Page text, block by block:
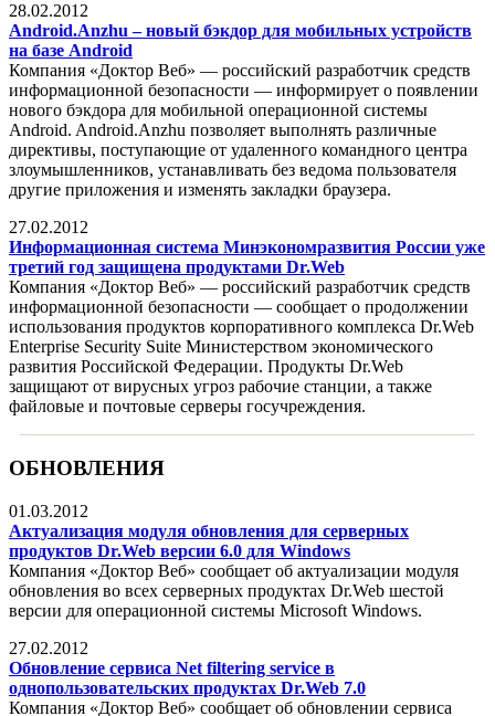
28.02.2012
Android.Anzhu – новый бэкдор для мобильных устройств
на базе Android
Компания «Доктор Веб» — российский разработчик средств
информационной безопасности — информирует о появлении
нового бэкдора для мобильной операционной системы
Android. Android.Anzhu позволяет выполнять различные
директивы, поступающие от удаленного командного центра
злоумышленников, устанавливать без ведома пользователя
другие приложения и изменять закладки браузера.
27.02.2012
Информационная система Минэкономразвития России уже
третий год защищена продуктами Dr.Web
Компания «Доктор Веб» — российский разработчик средств
информационной безопасности — сообщает о продолжении
использования продуктов корпоративного комплекса Dr.Web
Enterprise Security Suite Министерством экономического
развития Российской Федерации. Продукты Dr.Web
защищают от вирусных угроз рабочие станции, а также
файловые и почтовые серверы госучреждения.
ОБНОВЛЕНИЯ
01.03.2012
Актуализация модуля обновления для серверных
продуктов Dr.Web версии 6.0 для Windows
Компания «Доктор Веб» сообщает об актуализации модуля
обновления во всех серверных продуктах Dr.Web шестой
версии для операционной системы Microsoft Windows.
27.02.2012
Обновление сервиса Net filtering service в
однопользовательских продуктах Dr.Web 7.0
Компания «Доктор Веб» сообщает об обновлении сервиса